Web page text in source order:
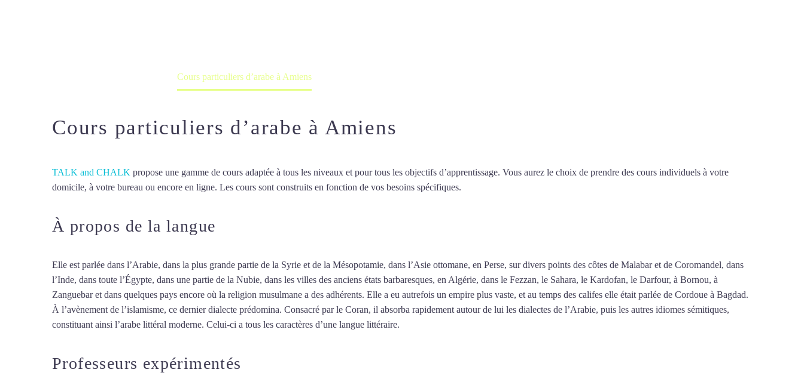
Cours particuliers d’arabe à Amiens
Cours particuliers d’arabe à Amiens
TALK and CHALK propose une gamme de cours adaptée à tous les niveaux et pour tous les objectifs d’apprentissage. Vous aurez le choix de prendre des cours individuels à votre
domicile, à votre bureau ou encore en ligne. Les cours sont construits en fonction de vos besoins spécifiques.
À propos de la langue
Elle est parlée dans l’Arabie, dans la plus grande partie de la Syrie et de la Mésopotamie, dans l’Asie ottomane, en Perse, sur divers points des côtes de Malabar et de Coromandel, dans
l’Inde, dans toute l’Égypte, dans une partie de la Nubie, dans les villes des anciens états barbaresques, en Algérie, dans le Fezzan, le Sahara, le Kardofan, le Darfour, à Bornou, à
Zanguebar et dans quelques pays encore où la religion musulmane a des adhérents. Elle a eu autrefois un empire plus vaste, et au temps des califes elle était parlée de Cordoue à Bagdad.
À l’avènement de l’islamisme, ce dernier dialecte prédomina. Consacré par le Coran, il absorba rapidement autour de lui les dialectes de l’Arabie, puis les autres idiomes sémitiques,
constituant ainsi l’arabe littéral moderne. Celui-ci a tous les caractères d’une langue littéraire.
Professeurs expérimentés